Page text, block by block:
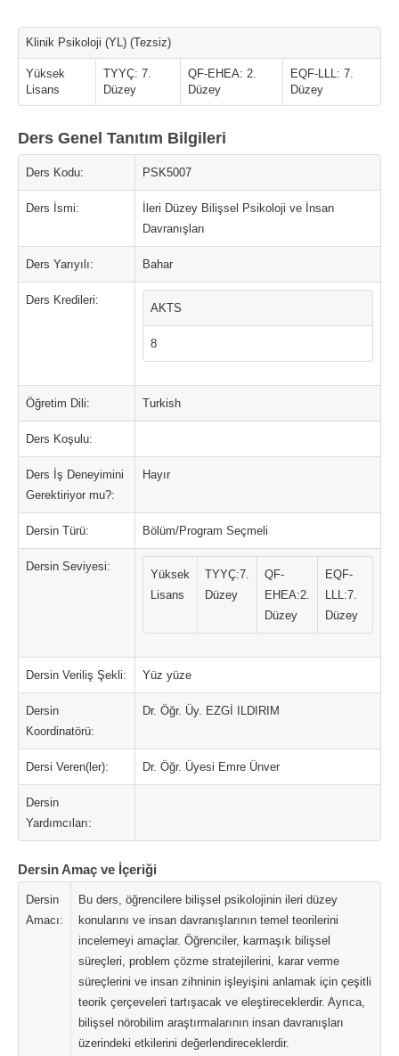
Klinik Psikoloji (YL) (Tezsiz)
Yüksek
Lisans
TYYÇ: 7.
Düzey
QF-EHEA: 2.
Düzey
EQF-LLL: 7.
Düzey
Ders Genel Tanıtım Bilgileri
Ders Kodu: PSK5007
Ders İsmi:
İleri Düzey Bilişsel Psikoloji ve İnsan
Davranışları
Ders Yarıyılı: Bahar
Ders Kredileri:
AKTS
8
Öğretim Dili: Turkish
Ders Koşulu:
Ders İş Deneyimini
Gerektiriyor mu?:
Hayır
Dersin Türü: Bölüm/Program Seçmeli
Dersin Seviyesi:
Yüksek
Lisans
TYYÇ:7.
Düzey
QF-
EHEA:2.
Düzey
EQF-
LLL:7.
Düzey
Dersin Veriliş Şekli: Yüz yüze
Dersin
Koordinatörü:
Dr. Öğr. Üy. EZGİ ILDIRIM
Dersi Veren(ler): Dr. Öğr. Üyesi Emre Ünver
Dersin
Yardımcıları:
Dersin Amaç ve İçeriği
Dersin
Amacı:
Bu ders, öğrencilere bilişsel psikolojinin ileri düzey
konularını ve insan davranışlarının temel teorilerini
incelemeyi amaçlar. Öğrenciler, karmaşık bilişsel
süreçleri, problem çözme stratejilerini, karar verme
süreçlerini ve insan zihninin işleyişini anlamak için çeşitli
teorik çerçeveleri tartışacak ve eleştireceklerdir. Ayrıca,
bilişsel nörobilim araştırmalarının insan davranışları
üzerindeki etkilerini değerlendireceklerdir.